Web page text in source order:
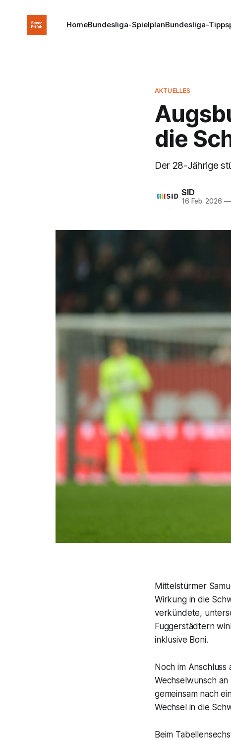
HomeBundesliga-SpielplanBundesliga-
AKTUELLES
die
Der 28-Jährige
SID
16 Feb. 2026 —
Mittelstürmer
Wirkung in die
verkündete,
Fuggerstädtern
inklusive Boni.
Noch im
Wechselwunsch
gemeinsam nach
Wechsel in die
Beim